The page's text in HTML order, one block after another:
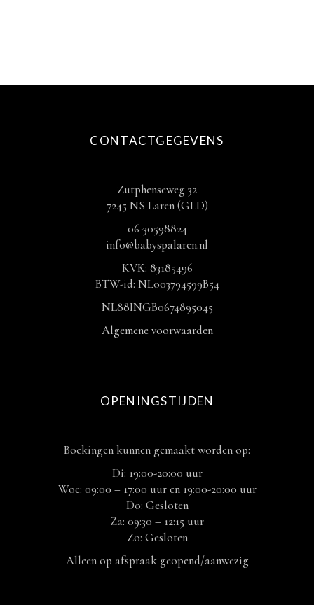
CONTACTGEGEVENS
Zutphenseweg 32
7245 NS Laren (GLD)
06-30598824
info@babyspalaren.nl
KVK: 83185496
BTW-id: NL003794599B54
NL88INGB0674895045
Algemene voorwaarden
OPENINGSTIJDEN
Boekingen kunnen gemaakt worden op:
Di: 19:00-20:00 uur
Woe: 09:00 – 17:00 uur en 19:00-20:00 uur
Do: Gesloten
Za: 09:30 – 12:15 uur
Zo: Gesloten
Alleen op afspraak geopend/aanwezig